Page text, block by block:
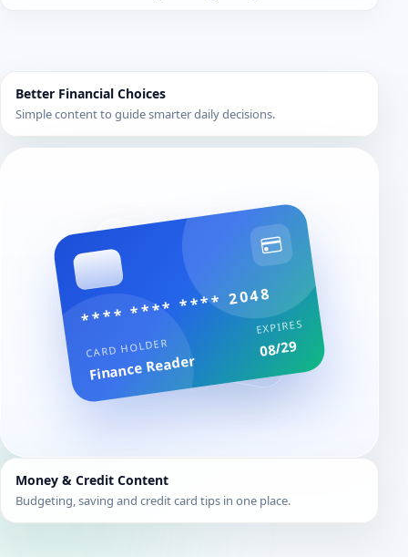
Better Financial Choices
Simple content to guide smarter daily decisions.
**** **** **** 2048
CARD HOLDER
Finance Reader
EXPIRES
08/29
Money & Credit Content
Budgeting, saving and credit card tips in one place.